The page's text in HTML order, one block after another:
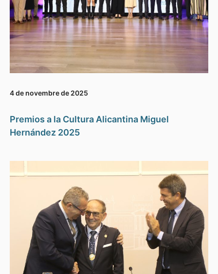
4 de novembre de 2025
Premios a la Cultura Alicantina Miguel
Hernández 2025